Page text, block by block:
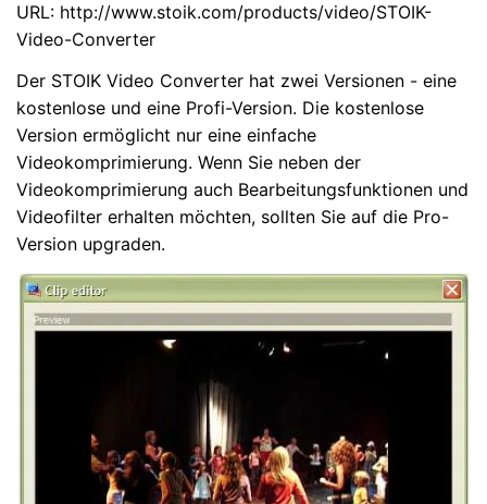
URL: http://www.stoik.com/products/video/STOIK-
Video-Converter
Der STOIK Video Converter hat zwei Versionen - eine
kostenlose und eine Profi-Version. Die kostenlose
Version ermöglicht nur eine einfache
Videokomprimierung. Wenn Sie neben der
Videokomprimierung auch Bearbeitungsfunktionen und
Videofilter erhalten möchten, sollten Sie auf die Pro-
Version upgraden.